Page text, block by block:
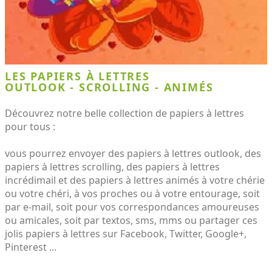
LES PAPIERS À LETTRES
OUTLOOK - SCROLLING - ANIMÉS
Découvrez notre belle collection de papiers à lettres
pour tous :
vous pourrez envoyer des papiers à lettres outlook, des
papiers à lettres scrolling, des papiers à lettres
incrédimail et des papiers à lettres animés à votre chérie
ou votre chéri, à vos proches ou à votre entourage, soit
par e-mail, soit pour vos correspondances amoureuses
ou amicales, soit par textos, sms, mms ou partager ces
jolis papiers à lettres sur Facebook, Twitter, Google+,
Pinterest ...